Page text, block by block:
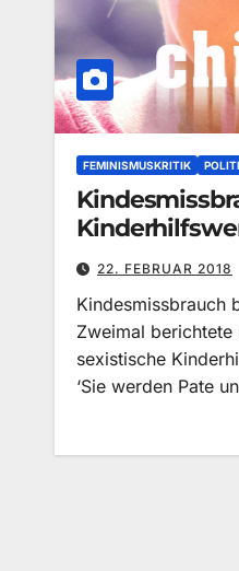
FEMINISMUSKRITIK
22. FEBRUAR 2018
Kindesmissbrauch
Zweimal berichtete
sexistische
‘Sie werden Pate